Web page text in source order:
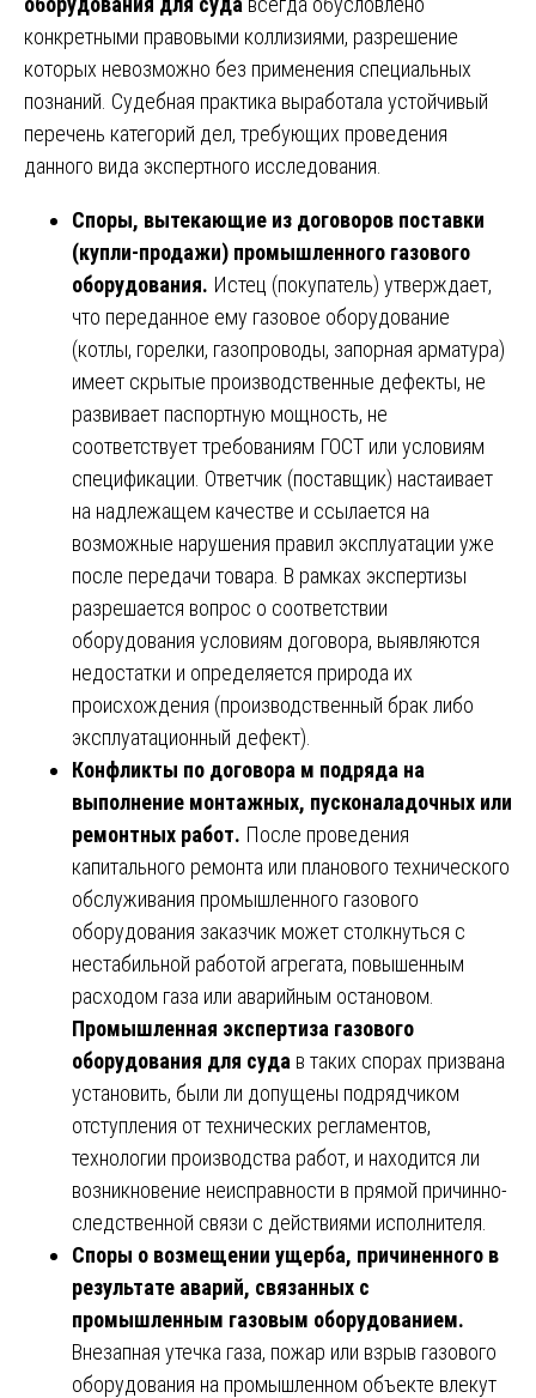
конкретными правовыми коллизиями, разрешение
которых невозможно без применения специальных
познаний. Судебная практика выработала устойчивый
перечень категорий дел, требующих проведения
данного вида экспертного исследования.
Споры, вытекающие из договоров поставки
(купли-продажи) промышленного газового
оборудования. Истец (покупатель) утверждает,
что переданное ему газовое оборудование
(котлы, горелки, газопроводы, запорная арматура)
имеет скрытые производственные дефекты, не
развивает паспортную мощность, не
соответствует требованиям ГОСТ или условиям
спецификации. Ответчик (поставщик) настаивает
на надлежащем качестве и ссылается на
возможные нарушения правил эксплуатации уже
после передачи товара. В рамках экспертизы
разрешается вопрос о соответствии
оборудования условиям договора, выявляются
недостатки и определяется природа их
происхождения (производственный брак либо
эксплуатационный дефект).
Конфликты по договора м подряда на
выполнение монтажных, пусконаладочных или
ремонтных работ. После проведения
капитального ремонта или планового технического
обслуживания промышленного газового
оборудования заказчик может столкнуться с
нестабильной работой агрегата, повышенным
расходом газа или аварийным остановом.
Промышленная экспертиза газового
оборудования для суда в таких спорах призвана
установить, были ли допущены подрядчиком
отступления от технических регламентов,
технологии производства работ, и находится ли
возникновение неисправности в прямой причинно-
следственной связи с действиями исполнителя.
Споры о возмещении ущерба, причиненного в
результате аварий, связанных с
промышленным газовым оборудованием.
Внезапная утечка газа, пожар или взрыв газового
оборудования на промышленном объекте влекут